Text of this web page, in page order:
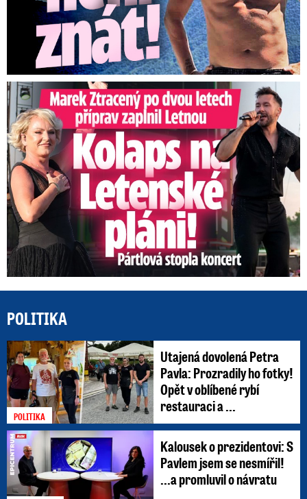
Marek Ztracený na Letné: Pártlová stopla koncert
POLITIKA
POLITIKA
Utajená dovolená Petra
Pavla: Prozradily ho fotky!
Opět v oblíbené rybí
restauraci a ...
Kalousek o prezidentovi: S
Pavlem jsem se nesmířil!
...a promluvil o návratu